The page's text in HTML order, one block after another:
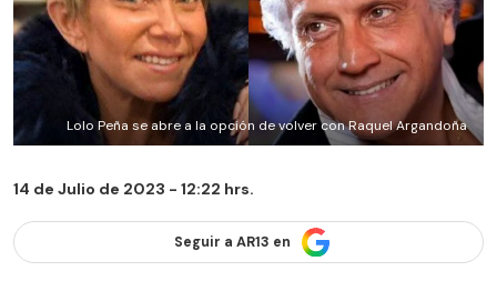
Lolo Peña se abre a la opción de volver con Raquel Argandoña
14 de Julio de 2023 - 12:22 hrs.
Seguir a AR13 en